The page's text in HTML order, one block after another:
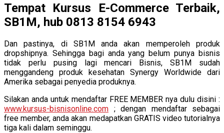
Tempat Kursus E-Commerce Terbaik,
SB1M, hub 0813 8154 6943
Dan pastinya, di SB1M anda akan memperoleh produk
dropshipnya. Sehingga bagi anda yang belum punya bisnis
tidak perlu pusing lagi mencari Bisnis, SB1M sudah
menggandeng produk kesehatan Synergy Worldwide dari
Amerika sebagai penyedia produknya.
Silakan anda untuk mendaftar FREE MEMBER nya dulu disini :
www.kursus-bisnisonline.com ; dengan mendaftar sebagai
free member, anda akan medapatkan GRATIS video tutorialnya
tiga kali dalam seminggu.